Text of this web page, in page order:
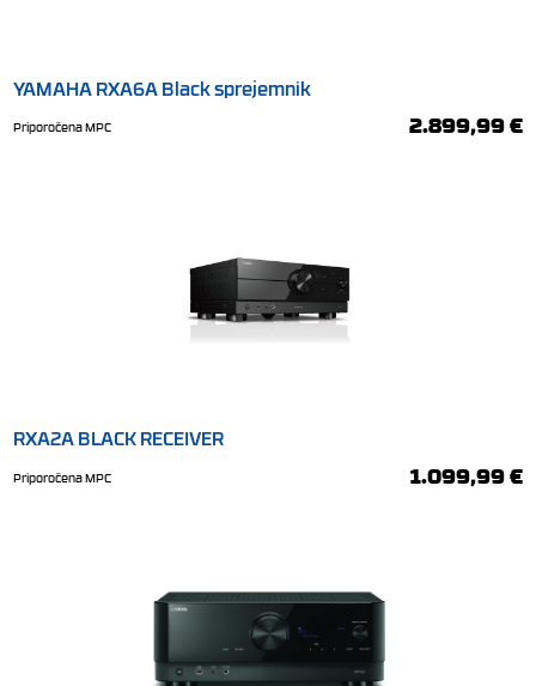
YAMAHA RXA6A Black sprejemnik
Priporočena MPC 2.899,99 €
RXA2A BLACK RECEIVER
Priporočena MPC 1.099,99 €